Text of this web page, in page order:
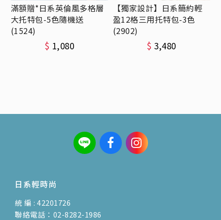
滿額贈*日系英倫風多格層
大托特包-5色隨機送
(1524)
$ 1,080
【獨家設計】日系簡約輕
盈12格三用托特包-3色
(2902)
$ 3,480
日系輕時尚
統 編 : 42201726
聯絡電話：02-8282-1986